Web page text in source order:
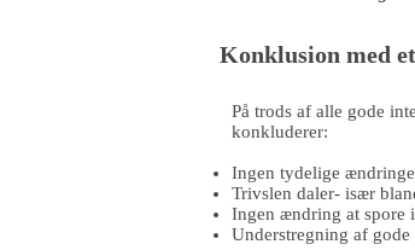
Konklusion med
På trods af alle gode
konkluderer:
Ingen tydelige
Trivslen daler- især
Ingen ændring at spore
Understregning af